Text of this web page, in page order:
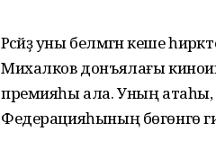
Рәсәйҙә уны белмәгән кеше
Михалков донъялағы
премияһы ала. Уның атаһы,
Федерацияһының бөгөнгө